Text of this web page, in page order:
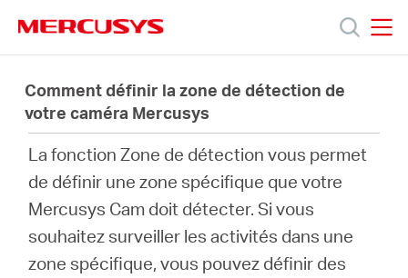
navigation
Produits
Support
propos
Comment définir la zone de détection de
votre caméra Mercusys
La fonction Zone de détection vous permet
de définir une zone spécifique que votre
Mercusys Cam doit détecter. Si vous
souhaitez surveiller les activités dans une
zone spécifique, vous pouvez définir des